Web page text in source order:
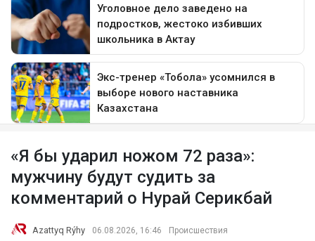
«Я бы ударил ножом 72 раза»:
мужчину будут судить за
комментарий о Нурай Серикбай
Azattyq Rýhy 06.08.2026, 16:46 Происшествия